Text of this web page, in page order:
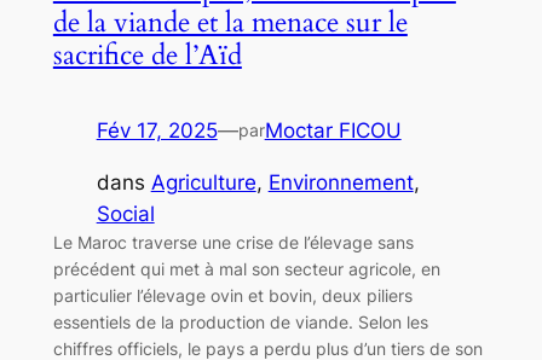
de la viande et la menace sur le
sacrifice de l’Aïd
Fév 17, 2025—parMoctar FICOU
dans Agriculture, Environnement
Social
Le Maroc traverse une crise de l’élevage sans
précédent qui met à mal son secteur agricole, en
particulier l’élevage ovin et bovin, deux piliers
essentiels de la production de viande. Selon les
chiffres officiels, le pays a perdu plus d’un tiers de son